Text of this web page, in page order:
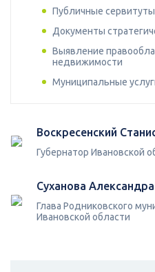
Публичные сервитуты
Документы
Выявление
недвижимости
Муниципальные
Воскресенский
Губернатор Ивановской
Суханова
Глава Родниковского
Ивановской области